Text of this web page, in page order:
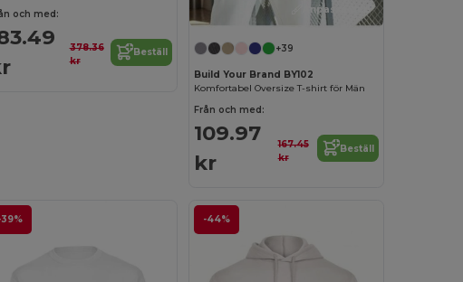
och med:
378.36
kr
Beställ
Anpassa det!
+39
Build Your Brand BY102
Komfortabel Oversize T-shirt för Män
Från och med:
109.97
kr
167.45
kr
Beställ
39% -44%